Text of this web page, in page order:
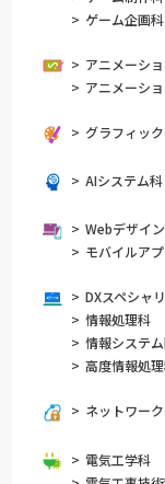
> ゲーム企画科
> アニメーシ
> アニメーシ
> グラフィック
> AIシステム科
> Webデザイ
> モバイルア
> DXスペシャ
> 情報処理科
> 情報システ
> 高度情報処
> ネットワーク
> 電気工学科